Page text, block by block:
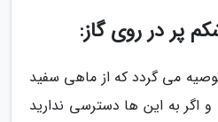
پر در روی گاز:
می گردد که از ماهی سفید
و اگر به این ها دسترسی ندارید